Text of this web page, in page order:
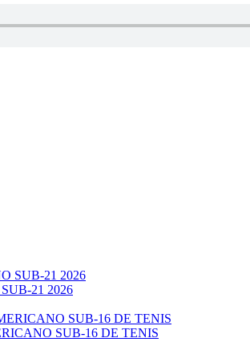
21 2026
SUB-16 DE TENIS